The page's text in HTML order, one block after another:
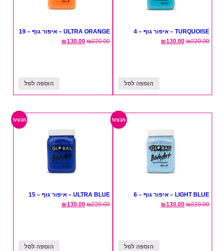
TURQUOISE – איפור גוף – 4
₪220.00
₪130.00
הוספה לסל
ULTRA ORANGE – איפור גוף – 19
₪220.00
₪130.00
הוספה לסל
מבצע!
LIGHT BLUE – איפור גוף – 6
₪220.00
₪130.00
הוספה לסל
מבצע!
ULTRA BLUE – איפור גוף – 15
₪220.00
₪130.00
הוספה לסל